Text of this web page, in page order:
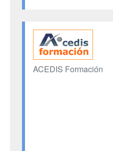
ACEDIS Formación